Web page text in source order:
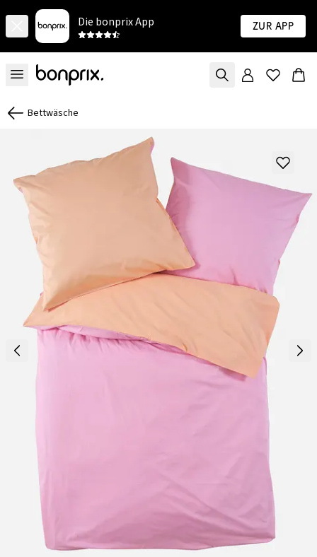
Die bonprix App Zur App
Bettwäsche